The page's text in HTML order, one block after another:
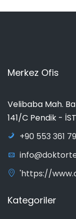
Merkez Ofis
Velibaba Mah.
141/C Pendik -
+90 553 361
'https://
Kategoriler